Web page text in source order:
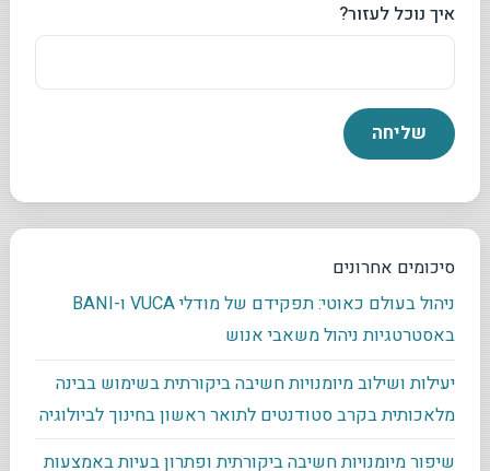
איך נוכל לעזור?
סיכומים אחרונים
ניהול בעולם כאוטי: תפקידם של מודלי VUCA ו-BANI
באסטרטגיות ניהול משאבי אנוש
יעילות ושילוב מיומנויות חשיבה ביקורתית בשימוש בבינה
מלאכותית בקרב סטודנטים לתואר ראשון בחינוך לביולוגיה
שיפור מיומנויות חשיבה ביקורתית ופתרון בעיות באמצעות